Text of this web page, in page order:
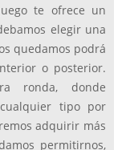
te ofrece un
elegir una
quedamos podrá
o posterior.
ronda, donde
tipo por
adquirir más
permitirnos,